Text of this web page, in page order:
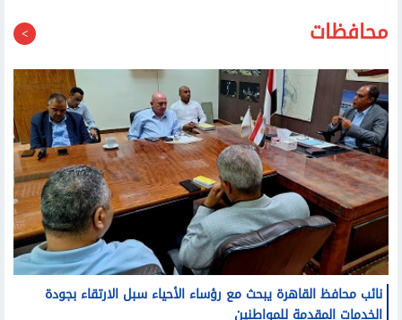
محافظات
نائب محافظ القاهرة يبحث مع رؤساء الأحياء سبل الارتقاء بجودة
الخدمات المقدمة للمواطنين